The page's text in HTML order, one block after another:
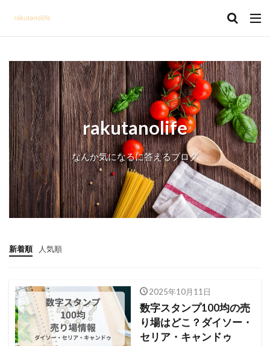
rakutanolife
なんか気になるに答えるブログ
新着順 人気順
2025年10月11日
数字スタンプ100均の売
り場はどこ？ダイソー・
セリア・キャンドゥ